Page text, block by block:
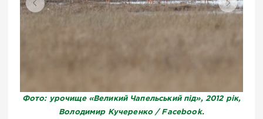
Фото: урочище «Великий Чапельський під», 2012 рік,
Володимир Кучеренко / Facebook.